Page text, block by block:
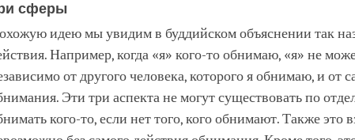
сферы
идею мы увидим в буддийском объяснении так
Например, когда «я» кого-то обнимаю, «я» не
от другого человека, которого я обнимаю, и от
Эти три аспекта не могут существовать по
кого-то, если нет того, кого обнимают. Также это